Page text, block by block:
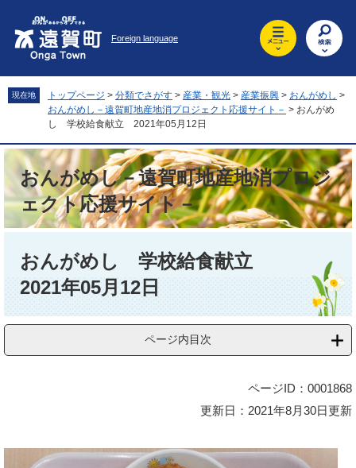
先
頭
。
を
飛
て
へ
Foreign language
現在地 トップページ > 分類でさがす > 産業・観光 > 産業振興 > おんがめし >
おんがめし－遠賀町地産地消プロジェクト応援サイト－ > おんがめ
し 学校給食献立 2021年05月12日
おんがめし－遠賀町地産地消プロジ
ェクト応援サイト－
おんがめし 学校給食献立
2021年05月12日
ページ内目次
ページID：0001868
更新日：2021年8月30日更新